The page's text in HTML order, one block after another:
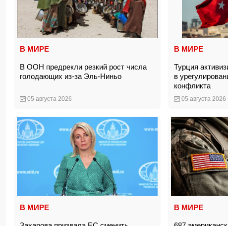
В МИРЕ
В ООН предрекли резкий рост числа
голодающих из-за Эль-Ниньо
05 августа 2026
В МИРЕ
Турция
в
конфликта
05 августа 2026
В МИРЕ В МИРЕ